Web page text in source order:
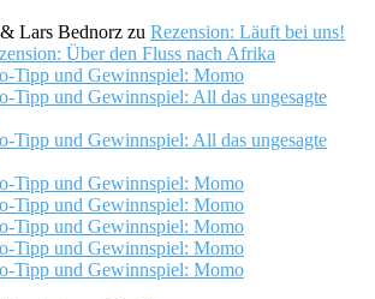
Lars Bednorz zu Rezension: Läuft bei uns!
Über den Fluss nach Afrika
Tipp und Gewinnspiel: Momo
Tipp und Gewinnspiel: All das ungesagte
Tipp und Gewinnspiel: All das ungesagte
Tipp und Gewinnspiel: Momo
Tipp und Gewinnspiel: Momo
Tipp und Gewinnspiel: Momo
Tipp und Gewinnspiel: Momo
Tipp und Gewinnspiel: Momo